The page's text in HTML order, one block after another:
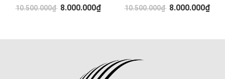
10.500.000₫ 8.000.000₫
10.500.000₫ 8.000.000₫